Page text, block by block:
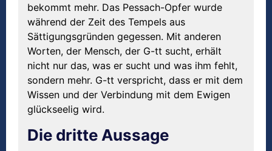
bekommt mehr. Das Pessach-Opfer wurde
während der Zeit des Tempels aus
Sättigungsgründen gegessen. Mit anderen
Worten, der Mensch, der G-tt sucht, erhält
nicht nur das, was er sucht und was ihm fehlt,
sondern mehr. G-tt verspricht, dass er mit dem
Wissen und der Verbindung mit dem Ewigen
glückseelig wird.
Die dritte Aussage